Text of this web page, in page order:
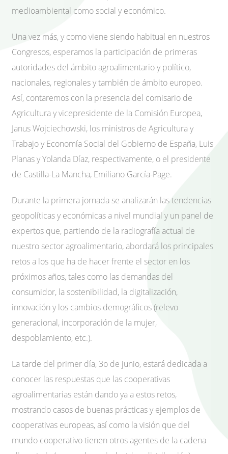
medioambiental como social y económico.
Una vez más, y como viene siendo habitual en nuestros
Congresos, esperamos la participación de primeras
autoridades del ámbito agroalimentario y político,
nacionales, regionales y también de ámbito europeo.
Así, contaremos con la presencia del comisario de
Agricultura y vicepresidente de la Comisión Europea,
Janus Wojciechowski, los ministros de Agricultura y
Trabajo y Economía Social del Gobierno de España, Luis
Planas y Yolanda Díaz, respectivamente, o el presidente
de Castilla-La Mancha, Emiliano García-Page.
Durante la primera jornada se analizarán las tendencias
geopolíticas y económicas a nivel mundial y un panel de
expertos que, partiendo de la radiografía actual de
nuestro sector agroalimentario, abordará los principales
retos a los que ha de hacer frente el sector en los
próximos años, tales como las demandas del
consumidor, la sostenibilidad, la digitalización,
innovación y los cambios demográficos (relevo
generacional, incorporación de la mujer,
despoblamiento, etc.).
La tarde del primer día, 3o de junio, estará dedicada a
conocer las respuestas que las cooperativas
agroalimentarias están dando ya a estos retos,
mostrando casos de buenas prácticas y ejemplos de
cooperativas europeas, así como la visión que del
mundo cooperativo tienen otros agentes de la cadena